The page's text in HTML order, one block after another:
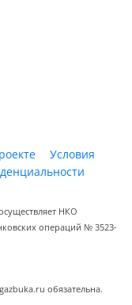
Условия
НКО
операций № 3523-
обязательна.